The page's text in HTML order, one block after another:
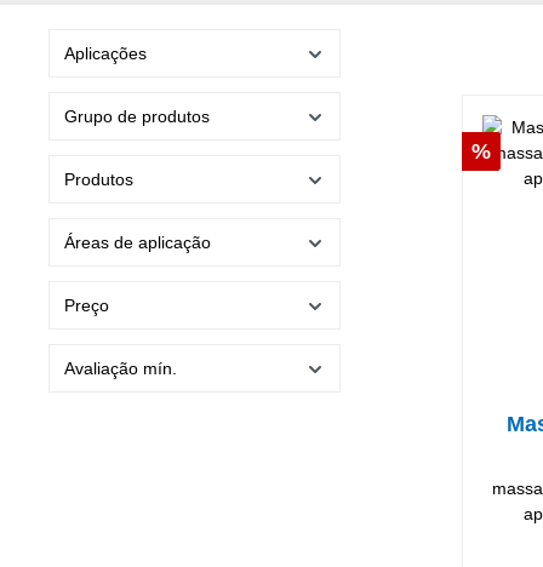
Aplicações
Grupo de produtos
Produtos
Áreas de aplicação
Preço
Avaliação mín.
%